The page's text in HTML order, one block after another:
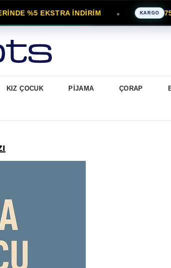
%5 EKSTRA İNDİRİM ● KARGO 750 TL
KIZ ÇOCUK PİJAMA ÇORAP